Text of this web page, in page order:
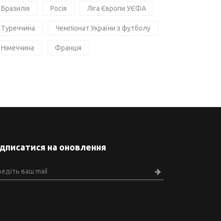
Бразилія Росія Ліга Європи УЄФА
Туреччина Чемпіонат України з футболу
Німеччина Франція
на оновлення